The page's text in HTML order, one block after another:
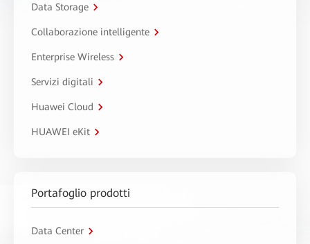
Data Storage
Collaborazione intelligente
Enterprise Wireless
Servizi digitali
Huawei Cloud
HUAWEI eKit
Portafoglio prodotti
Data Center